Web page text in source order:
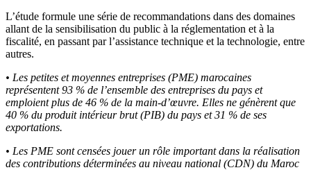
L’étude formule une série de recommandations dans des domaines
allant de la sensibilisation du public à la réglementation et à la
fiscalité, en passant par l’assistance technique et la technologie, entre
autres.
• Les petites et moyennes entreprises (PME) marocaines
représentent 93 % de l’ensemble des entreprises du pays et
emploient plus de 46 % de la main-d’œuvre. Elles ne génèrent que
40 % du produit intérieur brut (PIB) du pays et 31 % de ses
exportations.
• Les PME sont censées jouer un rôle important dans la réalisation
des contributions déterminées au niveau national (CDN) du Maroc